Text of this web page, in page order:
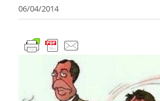
06/04/2014